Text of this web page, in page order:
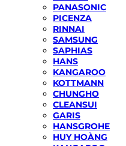
PANASONIC
PICENZA
RINNAI
SAMSUNG
SAPHIAS
HANS
KANGAROO
KOTTMANN
CHUNGHO
CLEANSUI
GARIS
HANSGROHE
HUY HOÀNG